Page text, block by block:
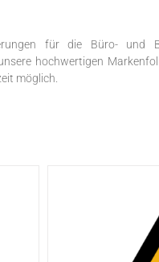
für die Büro- und
hochwertigen
möglich.